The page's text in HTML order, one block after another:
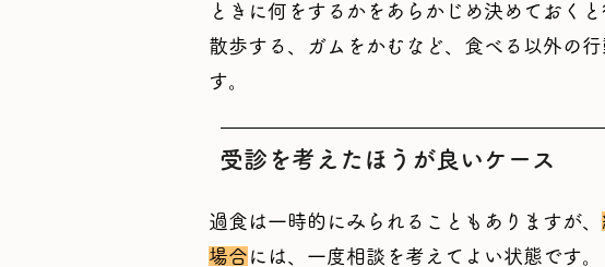
ときに何をするかをあらかじめ決めておく
散歩する、ガムをかむなど、食べる以外の
す。
受診を考えたほうが良いケース
過食は一時的にみられることもありますが、
場合 には、一度相談を考えてよい状態です。